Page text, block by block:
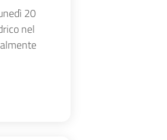
20
nel